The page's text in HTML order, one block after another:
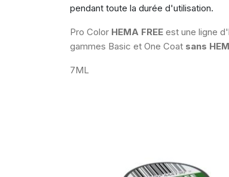
pendant toute la durée d'utilisation.
Pro Color HEMA FREE est une ligne
gammes Basic et One Coat sans
7ML